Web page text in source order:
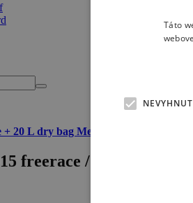
20 L dry bag Meatfly zadarmo k
freerace / slalom
Táto